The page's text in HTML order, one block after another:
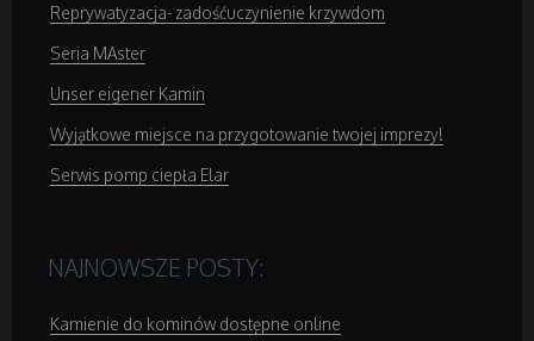
Leczenie
Reprywatyzacja- zadośćuczynienie krzywdom
Seria MAster
Unser eigener Kamin
Wyjątkowe miejsce na przygotowanie twojej imprezy!
Serwis pomp ciepła Elar
NAJNOWSZE POSTY:
Kamienie do kominów dostępne online